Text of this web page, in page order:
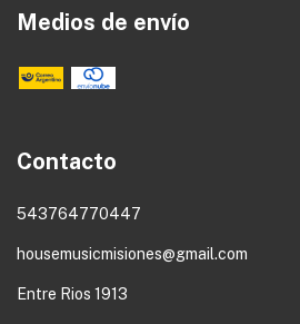
Medios de envío
Contacto
543764770447
housemusicmisiones@gmail.com
Entre Rios 1913